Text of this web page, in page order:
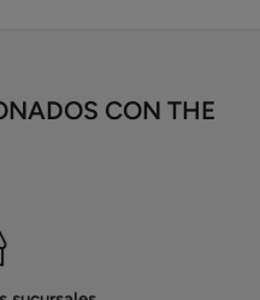
CON THE